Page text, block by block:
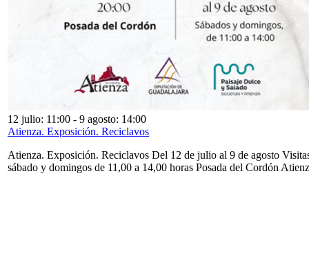
12 julio: 11:00 - 9 agosto: 14:00
Atienza. Exposición. Reciclavos
Atienza. Exposición. Reciclavos Del 12 de julio al 9 de agosto
sábado y domingos de 11,00 a 14,00 horas Posada del Cordón